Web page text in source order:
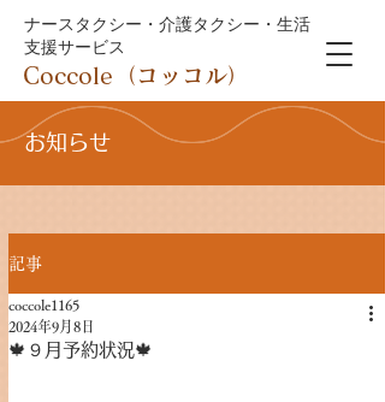
ナースタクシー・介護タクシー・生活
支援サービス
Coccole（コッコル）
お知らせ
記事
🍁９月予約状況🍁
coccole1165
2024年9月8日